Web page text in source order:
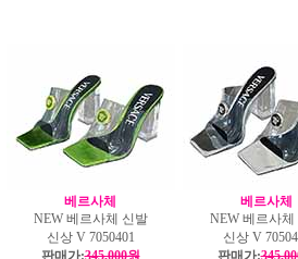
베르사체
NEW 베르사체 신발
신상 V 7050401
판매가:345,000원
베르사체
NEW 베르사체
신상 V
판매가: